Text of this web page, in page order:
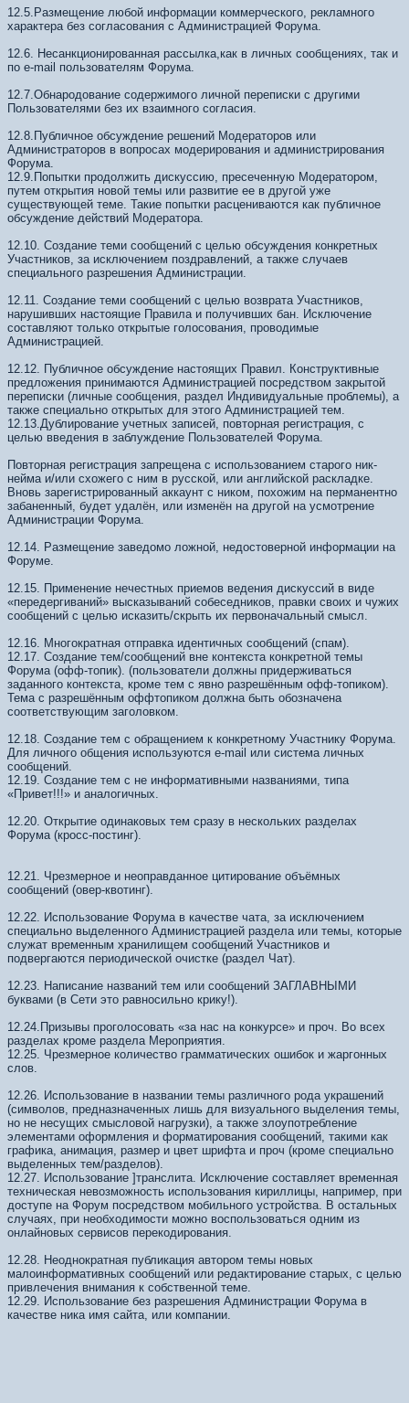
12.5.Размещение любой информации коммерческого, рекламного
характера без согласования с Администрацией Форума.
12.6. Несанкционированная рассылка,как в личных сообщениях, так и
по e-mail пользователям Форума.
12.7.Обнародование содержимого личной переписки с другими
Пользователями без их взаимного согласия.
12.8.Публичное обсуждение решений Модераторов или
Администраторов в вопросах модерирования и администрирования
Форума.
12.9.Попытки продолжить дискуссию, пресеченную Модератором,
путем открытия новой темы или развитие ее в другой уже
существующей теме. Такие попытки расцениваются как публичное
обсуждение действий Модератора.
12.10. Создание теми сообщений с целью обсуждения конкретных
Участников, за исключением поздравлений, а также случаев
специального разрешения Администрации.
12.11. Создание теми сообщений с целью возврата Участников,
нарушивших настоящие Правила и получивших бан. Исключение
составляют только открытые голосования, проводимые
Администрацией.
12.12. Публичное обсуждение настоящих Правил. Конструктивные
предложения принимаются Администрацией посредством закрытой
переписки (личные сообщения, раздел Индивидуальные проблемы), а
также специально открытых для этого Администрацией тем.
12.13.Дублирование учетных записей, повторная регистрация, с
целью введения в заблуждение Пользователей Форума.
Повторная регистрация запрещена с использованием старого ник-
нейма и/или схожего с ним в русской, или английской раскладке.
Вновь зарегистрированный аккаунт с ником, похожим на перманентно
забаненный, будет удалён, или изменён на другой на усмотрение
Администрации Форума.
12.14. Размещение заведомо ложной, недостоверной информации на
Форуме.
12.15. Применение нечестных приемов ведения дискуссий в виде
«передергиваний» высказываний собеседников, правки своих и чужих
сообщений с целью исказить/скрыть их первоначальный смысл.
12.16. Многократная отправка идентичных сообщений (спам).
12.17. Создание тем/сообщений вне контекста конкретной темы
Форума (офф-топик). (пользователи должны придерживаться
заданного контекста, кроме тем с явно разрешённым офф-топиком).
Тема с разрешённым оффтопиком должна быть обозначена
соответствующим заголовком.
12.18. Создание тем с обращением к конкретному Участнику Форума.
Для личного общения используются e-mail или система личных
сообщений.
12.19. Создание тем с не информативными названиями, типа
«Привет!!!» и аналогичных.
12.20. Открытие одинаковых тем сразу в нескольких разделах
Форума (кросс-постинг).
12.21. Чрезмерное и неоправданное цитирование объёмных
сообщений (овер-квотинг).
12.22. Использование Форума в качестве чата, за исключением
специально выделенного Администрацией раздела или темы, которые
служат временным хранилищем сообщений Участников и
подвергаются периодической очистке (раздел Чат).
12.23. Написание названий тем или сообщений ЗАГЛАВНЫМИ
буквами (в Сети это равносильно крику!).
12.24.Призывы проголосовать «за нас на конкурсе» и проч. Во всех
разделах кроме раздела Мероприятия.
12.25. Чрезмерное количество грамматических ошибок и жаргонных
слов.
12.26. Использование в названии темы различного рода украшений
(символов, предназначенных лишь для визуального выделения темы,
но не несущих смысловой нагрузки), а также злоупотребление
элементами оформления и форматирования сообщений, такими как
графика, анимация, размер и цвет шрифта и проч (кроме специально
выделенных тем/разделов).
12.27. Использование ]транслита. Исключение составляет временная
техническая невозможность использования кириллицы, например, при
доступе на Форум посредством мобильного устройства. В остальных
случаях, при необходимости можно воспользоваться одним из
онлайновых сервисов перекодирования.
12.28. Неоднократная публикация автором темы новых
малоинформативных сообщений или редактирование старых, с целью
привлечения внимания к собственной теме.
12.29. Использование без разрешения Администрации Форума в
качестве ника имя сайта, или компании.